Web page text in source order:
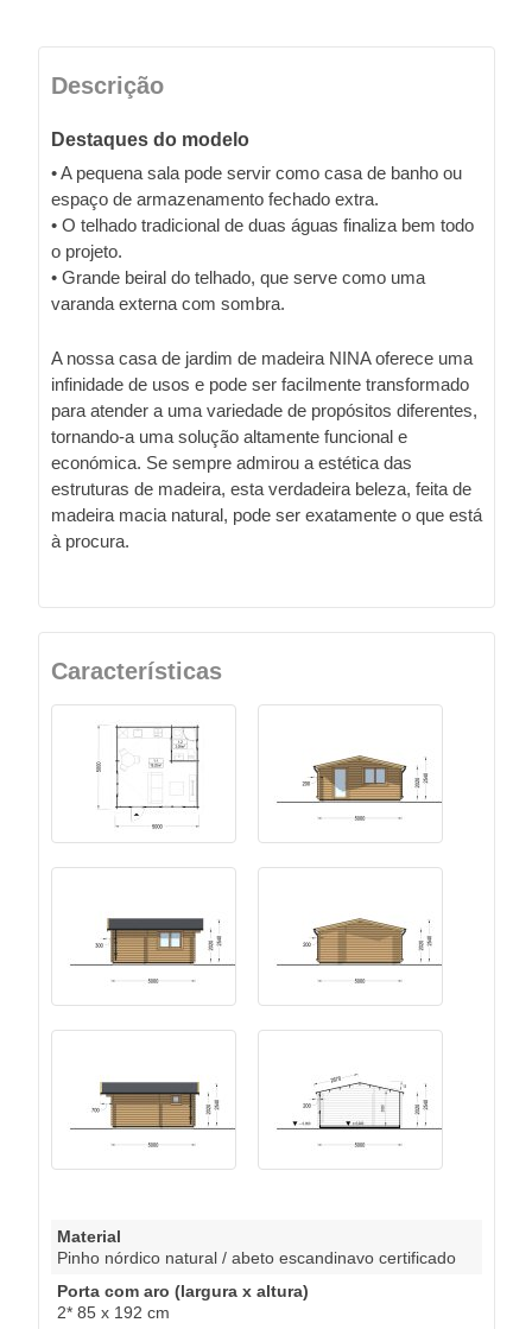
Descrição
Destaques do modelo
• A pequena sala pode servir como casa de banho ou
espaço de armazenamento fechado extra.
• O telhado tradicional de duas águas finaliza bem todo
o projeto.
• Grande beiral do telhado, que serve como uma
varanda externa com sombra.
A nossa casa de jardim de madeira NINA oferece uma
infinidade de usos e pode ser facilmente transformado
para atender a uma variedade de propósitos diferentes,
tornando-a uma solução altamente funcional e
económica. Se sempre admirou a estética das
estruturas de madeira, esta verdadeira beleza, feita de
madeira macia natural, pode ser exatamente o que está
à procura.
Características
Material
Pinho nórdico natural / abeto escandinavo certificado
Porta com aro (largura x altura)
2* 85 x 192 cm